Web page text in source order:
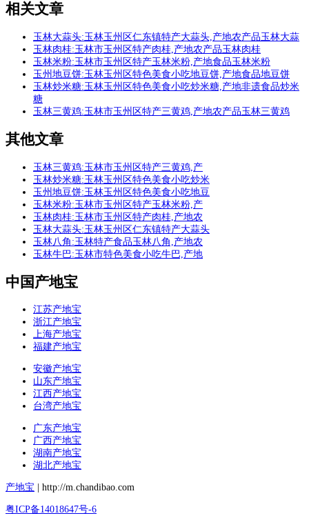
相关文章
玉林大蒜头:玉林玉州区仁东镇特产大蒜头,产地农产品玉林大蒜
玉林肉桂:玉林市玉州区特产肉桂,产地农产品玉林肉桂
玉林米粉:玉林市玉州区特产玉林米粉,产地食品玉林米粉
玉州地豆饼:玉林玉州区特色美食小吃地豆饼,产地食品地豆饼
玉林炒米糖:玉林玉州区特色美食小吃炒米糖,产地非遗食品炒米
糖
玉林三黄鸡:玉林市玉州区特产三黄鸡,产地农产品玉林三黄鸡
其他文章
玉林三黄鸡:玉林市玉州区特产三黄鸡,产
玉林炒米糖:玉林玉州区特色美食小吃炒米
玉州地豆饼:玉林玉州区特色美食小吃地豆
玉林米粉:玉林市玉州区特产玉林米粉,产
玉林肉桂:玉林市玉州区特产肉桂,产地农
玉林大蒜头:玉林玉州区仁东镇特产大蒜头
玉林八角:玉林特产食品玉林八角,产地农
玉林牛巴:玉林市特色美食小吃牛巴,产地
中国产地宝
江苏产地宝
浙江产地宝
上海产地宝
福建产地宝
安徽产地宝
山东产地宝
江西产地宝
台湾产地宝
广东产地宝
广西产地宝
湖南产地宝
湖北产地宝
产地宝 | http://m.chandibao.com
粤ICP备14018647号-6